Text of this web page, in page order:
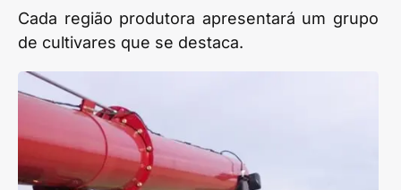
Cada região produtora apresentará um grupo
de cultivares que se destaca.